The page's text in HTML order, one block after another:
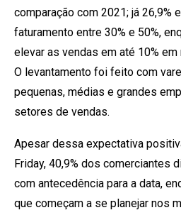
comparação com 2021; já 26,9%
faturamento entre 30% e 50%,
elevar as vendas em até 10%
O levantamento foi feito com
pequenas, médias e grandes
setores de vendas.
Apesar dessa expectativa
Friday, 40,9% dos comerciantes
com antecedência para a data,
que começam a se planejar nos